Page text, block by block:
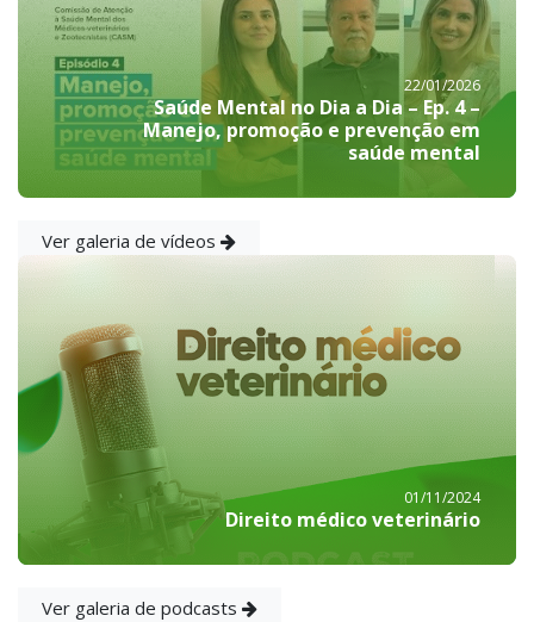
22/01/2026
Saúde Mental no Dia a Dia – Ep. 4 –
Manejo, promoção e prevenção em
saúde mental
Ver galeria de vídeos
01/11/2024
Direito médico veterinário
Ver galeria de podcasts